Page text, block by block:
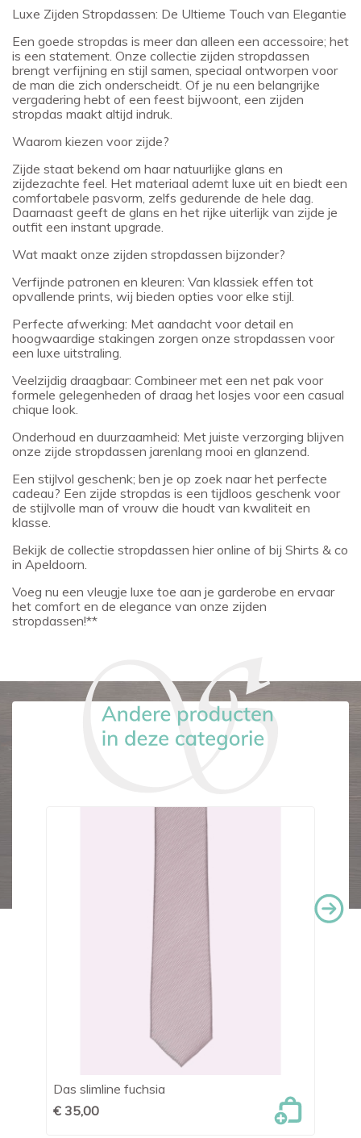
Luxe Zijden Stropdassen: De Ultieme Touch van Elegantie
Een goede stropdas is meer dan alleen een accessoire; het
is een statement. Onze collectie zijden stropdassen
brengt verfijning en stijl samen, speciaal ontworpen voor
de man die zich onderscheidt. Of je nu een belangrijke
vergadering hebt of een feest bijwoont, een zijden
stropdas maakt altijd indruk.
Waarom kiezen voor zijde?
Zijde staat bekend om haar natuurlijke glans en
zijdezachte feel. Het materiaal ademt luxe uit en biedt een
comfortabele pasvorm, zelfs gedurende de hele dag.
Daarnaast geeft de glans en het rijke uiterlijk van zijde je
outfit een instant upgrade.
Wat maakt onze zijden stropdassen bijzonder?
Verfijnde patronen en kleuren: Van klassiek effen tot
opvallende prints, wij bieden opties voor elke stijl.
Perfecte afwerking: Met aandacht voor detail en
hoogwaardige stakingen zorgen onze stropdassen voor
een luxe uitstraling.
Veelzijdig draagbaar: Combineer met een net pak voor
formele gelegenheden of draag het losjes voor een casual
chique look.
Onderhoud en duurzaamheid: Met juiste verzorging blijven
onze zijde stropdassen jarenlang mooi en glanzend.
Een stijlvol geschenk; ben je op zoek naar het perfecte
cadeau? Een zijde stropdas is een tijdloos geschenk voor
de stijlvolle man of vrouw die houdt van kwaliteit en
klasse.
Bekijk de collectie stropdassen hier online of bij Shirts & co
in Apeldoorn.
Voeg nu een vleugje luxe toe aan je garderobe en ervaar
het comfort en de elegance van onze zijden
stropdassen!**
Das slimline fuchsia
€ 35,00